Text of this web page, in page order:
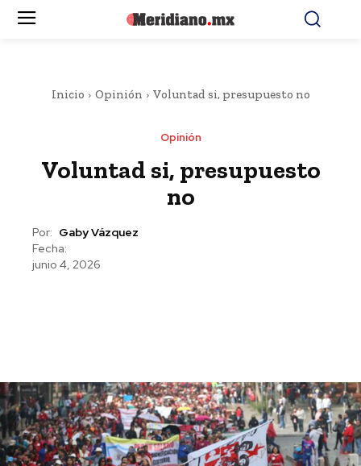
Inicio Opinión Voluntad si, presupuesto no
Opinión
Voluntad si, presupuesto
no
Por: Gaby Vázquez
Fecha:
junio 4, 2026